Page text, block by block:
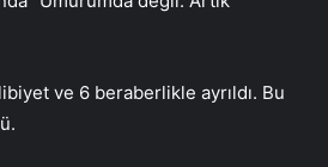
ve 6 beraberlikle ayrıldı. Bu